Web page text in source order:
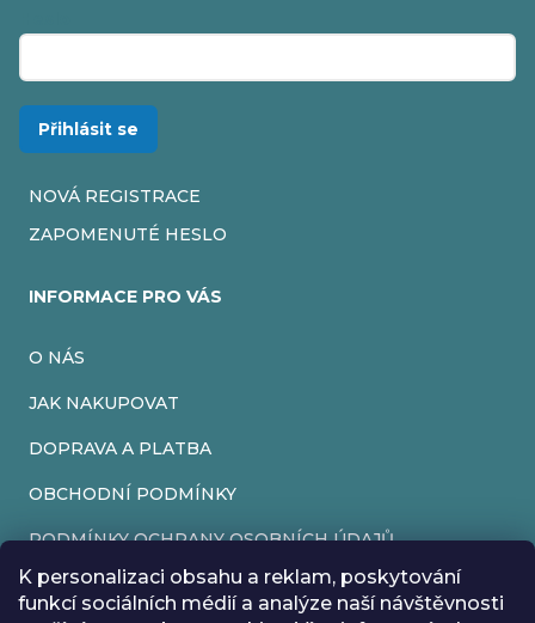
K personalizaci obsahu a reklam, poskytování
funkcí sociálních médií a analýze naší návštěvnosti
Přihlásit se
NOVÁ REGISTRACE
ZAPOMENUTÉ HESLO
INFORMACE PRO VÁS
O NÁS
JAK NAKUPOVAT
DOPRAVA A PLATBA
OBCHODNÍ PODMÍNKY
PODMÍNKY OCHRANY OSOBNÍCH ÚDAJŮ
VRÁCENÍ ZBOŽÍ